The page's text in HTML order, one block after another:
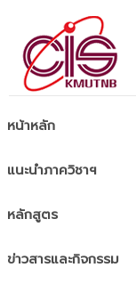
หน้าหลัก
แนะนำภาควิชาฯ
หลักสูตร
ข่าวสารและกิจกรรม